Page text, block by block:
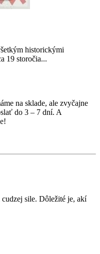
historickými
19 storočia...
na sklade, ale zvyčajne
do 3 – 7 dní. A
sile. Dôležité je, akí